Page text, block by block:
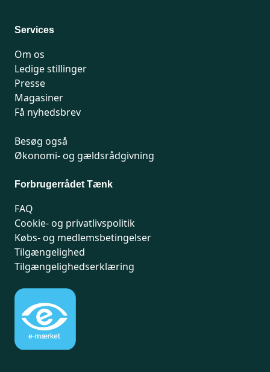
Services
Om os
Ledige stillinger
Presse
Magasiner
Få nyhedsbrev
Besøg også
Økonomi- og gældsrådgivning
Forbrugerrådet Tænk
FAQ
Cookie- og privatlivspolitik
Købs- og medlemsbetingelser
Tilgængelighed
Tilgængelighedserklæring